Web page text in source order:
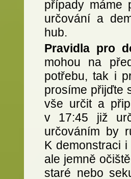
případy máme
určování a
hub.
Pravidla pro
mohou na
potřebu, tak i
prosíme přijďte
vše určit a
v 17:45 již
určováním by
K demonstraci
ale jemně
staré nebo